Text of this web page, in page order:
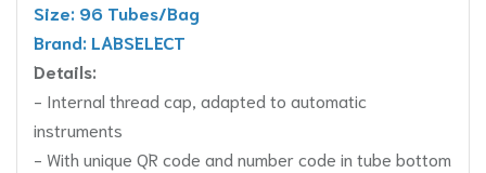
Size: 96 Tubes/Bag
Brand: LABSELECT
Details:
- Internal thread cap, adapted to automatic
instruments
- With unique QR code and number code in tube bottom